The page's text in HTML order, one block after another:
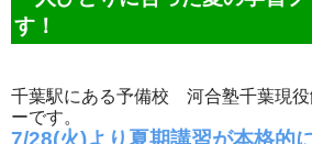
す！
千葉駅にある予備校 河合塾千葉現役
ーです。
7/28(火)より夏期講習が本格的